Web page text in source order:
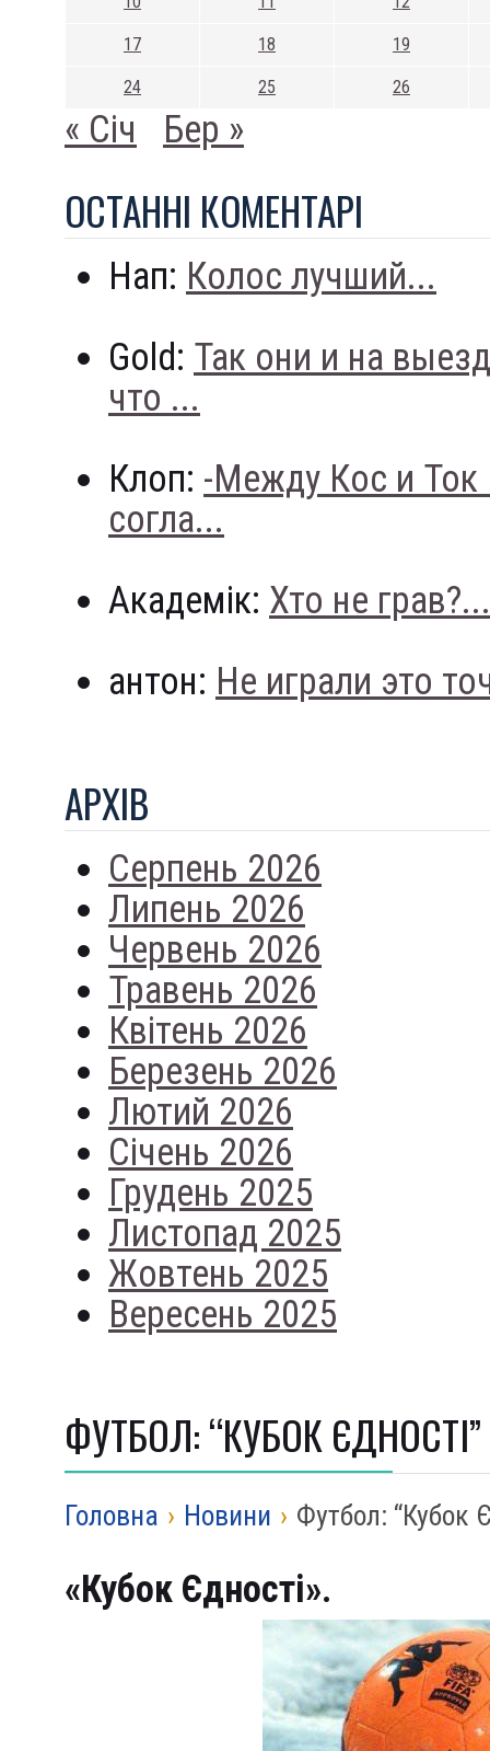
17 18 19
24 25 26
« Січ Бер »
ОСТАННI КОМЕНТАРI
Нап: Колос лучший...
Gold: Так они и на
что ...
Клоп: -Между Кос и
согла...
Академік: Хто не грав?...
антон: Не играли это
АРХIВ
Серпень 2026
Липень 2026
Червень 2026
Травень 2026
Квітень 2026
Березень 2026
Лютий 2026
Січень 2026
Грудень 2025
Листопад 2025
Жовтень 2025
Вересень 2025
ФУТБОЛ: “КУБОК ЄДНОСТІ”
Головна › Новини › Футбол: “Кубок
«Кубок Єдності».